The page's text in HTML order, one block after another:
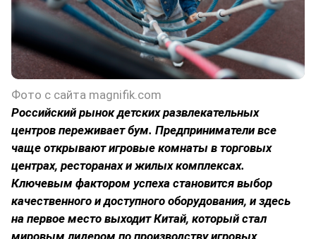
Фото с сайта magnifik.com
Российский рынок детских развлекательных
центров переживает бум. Предприниматели все
чаще открывают игровые комнаты в торговых
центрах, ресторанах и жилых комплексах.
Ключевым фактором успеха становится выбор
качественного и доступного оборудования, и здесь
на первое место выходит Китай, который стал